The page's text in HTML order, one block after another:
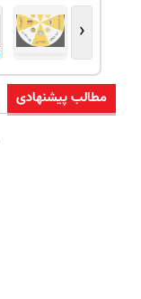
‹
مطالب پیشنهادی